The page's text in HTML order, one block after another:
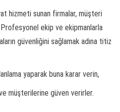
hizmeti sunan firmalar, müşteri
ekip ve ekipmanlarla
güvenliğini sağlamak adına titiz
yaparak buna karar verin,
müşterilerine güven verirler.